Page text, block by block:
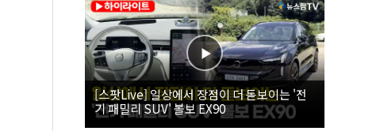
[스팟Live] 일상에서 장점이 더 돋보이는 '전
기 패밀리 SUV' 볼보 EX90